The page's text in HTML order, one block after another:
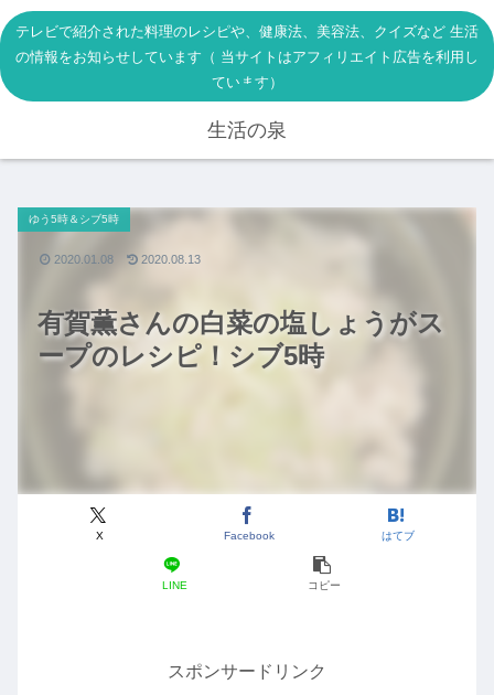
テレビで紹介された料理のレシピや、健康法、美容法、クイズなど 生活
の情報をお知らせしています（ 当サイトはアフィリエイト広告を利用し
ています）
生活の泉
有賀薫さんの白菜の塩しょうがス
ープのレシピ！シブ5時
ゆう5時＆シブ5時
X Facebook はてブ
LINE コピー
2020.01.08 2020.08.13
スポンサードリンク